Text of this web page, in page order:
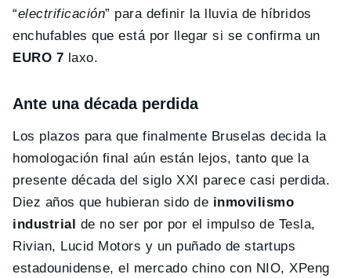
“electrificación” para definir la lluvia de híbridos
enchufables que está por llegar si se confirma un
EURO 7 laxo.
Ante una década perdida
Los plazos para que finalmente Bruselas decida la
homologación final aún están lejos, tanto que la
presente década del siglo XXI parece casi perdida.
Diez años que hubieran sido de inmovilismo
industrial de no ser por por el impulso de Tesla,
Rivian, Lucid Motors y un puñado de startups
estadounidense, el mercado chino con NIO, XPeng